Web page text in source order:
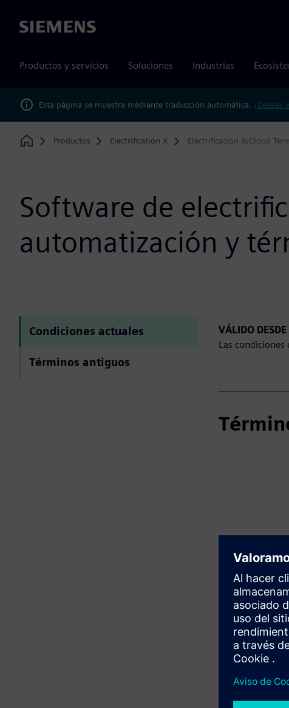
Siemens
Productos y servicios Soluciones Industrias
Esta página se muestra mediante traducción automática. ¿Deseas
Home
Productos Electrification X Electrificación X/Cloud
Software de
automatización y
Condiciones actuales
Términos antiguos
VÁLIDO
Las